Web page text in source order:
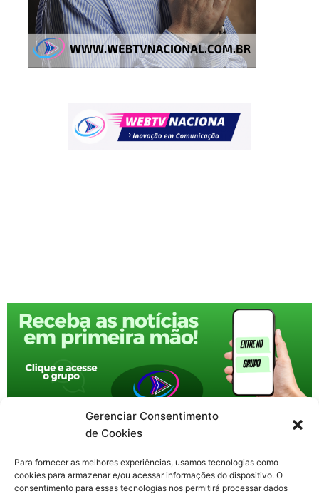
Gerenciar Consentimento
de Cookies
Para fornecer as melhores experiências, usamos tecnologias como
cookies para armazenar e/ou acessar informações do dispositivo. O
consentimento para essas tecnologias nos permitirá processar dados